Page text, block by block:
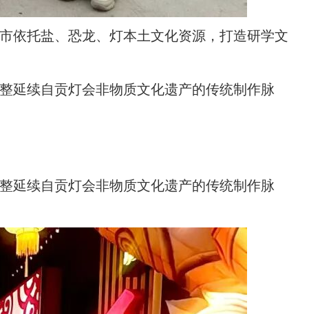
依托盐、恐龙、灯本土文化资源，打造研学文
延续自贡灯会非物质文化遗产的传统制作脉
延续自贡灯会非物质文化遗产的传统制作脉